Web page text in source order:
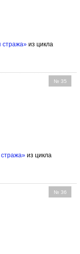
стража» из цикла
№ 35
стража» из цикла
№ 36